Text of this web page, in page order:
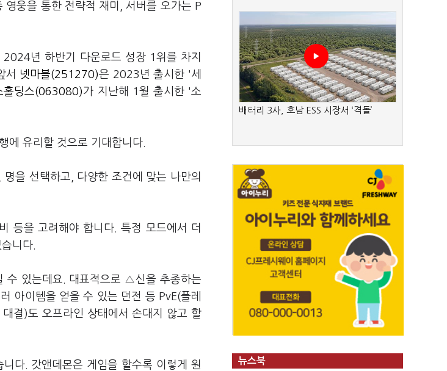
웅을 통한 전략적 재미, 서버를 오가는 P
년 하반기 다운로드 성장 1위를 차지
서 넷마블(251270)은 2023년 출시한 '세
홀딩스(063080)가 지난해 1월 출시한 '소
에 유리할 것으로 기대합니다.
을 선택하고, 다양한 조건에 맞는 나만의
등을 고려해야 합니다. 특정 모드에서 더
니다.
수 있는데요. 대표적으로 △신을 추종하는
아이템을 얻을 수 있는 던전 등 PvE(플레
결)도 오프라인 상태에서 손대지 않고 할
다. 갓앤데몬은 게임을 할수록 이렇게 원
배터리 3사, 호남 ESS 시장서 ‘격돌’
뉴스북